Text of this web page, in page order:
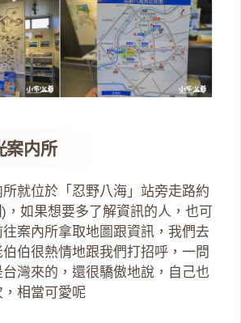
案内所
就位於「忍野八海」站旁走路約
)，如果想要多了解資訊的人，也可
案內所拿取地圖跟資訊，我們去
伯很熱情地跟我們打招呼，一問
灣來的，還很驕傲地說，自己也
相當可愛呢